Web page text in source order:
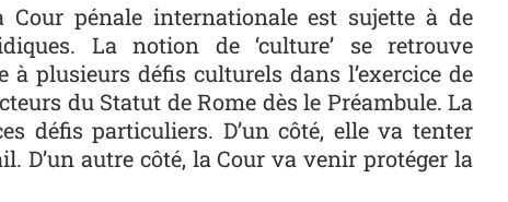
pénale internationale est sujette à de
La notion de ‘culture’ se retrouve
plusieurs défis culturels dans l’exercice de
du Statut de Rome dès le Préambule. La
défis particuliers. D’un côté, elle va tenter
D’un autre côté, la Cour va venir protéger la